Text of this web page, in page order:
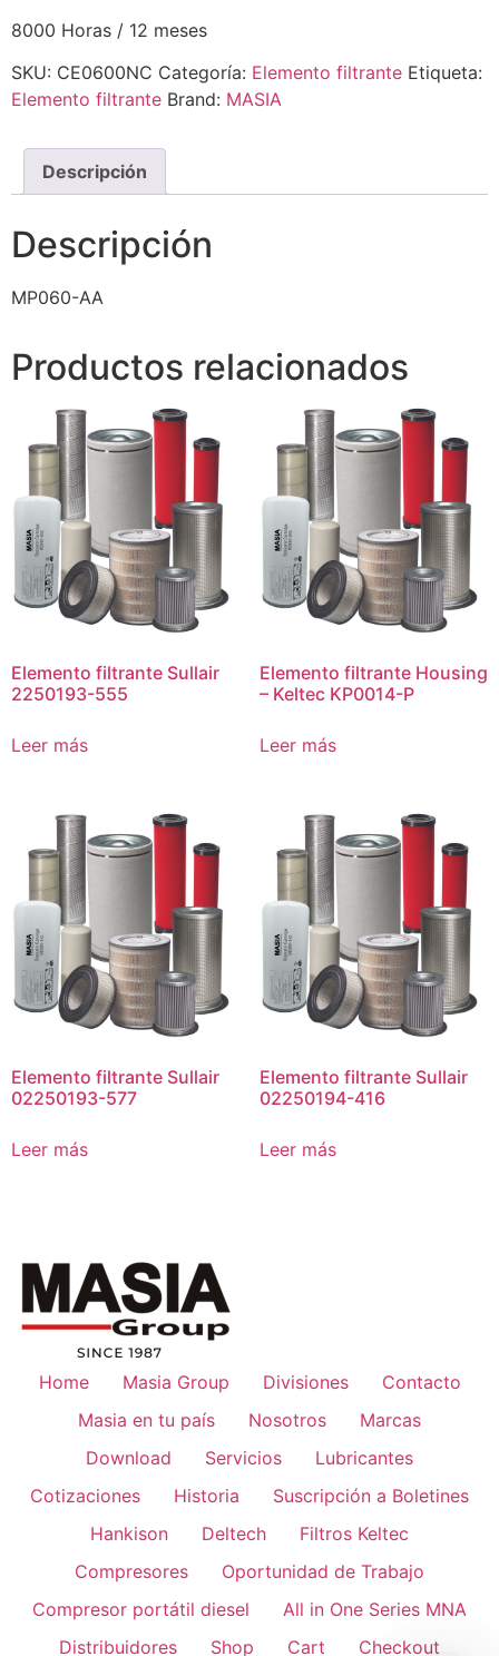
8000 Horas / 12 meses
SKU: CE0600NC Categoría: Elemento filtrante Etiqueta:
Elemento filtrante Brand: MASIA
Descripción
Descripción
MP060-AA
Productos relacionados
Elemento filtrante Sullair
2250193-555
Leer más
Elemento filtrante Housing
– Keltec KP0014-P
Leer más
Elemento filtrante Sullair
02250193-577
Leer más
Elemento filtrante Sullair
02250194-416
Leer más
Home Masia Group Divisiones
Contacto
Masia en tu país
Nosotros
Marcas
Download
Servicios
Lubricantes
Cotizaciones
Historia
Suscripción a Boletines
Hankison
Deltech
Filtros Keltec
Compresores
Oportunidad de Trabajo
Compresor portátil diesel
All in One Series MNA
Distribuidores
Shop Cart Checkout